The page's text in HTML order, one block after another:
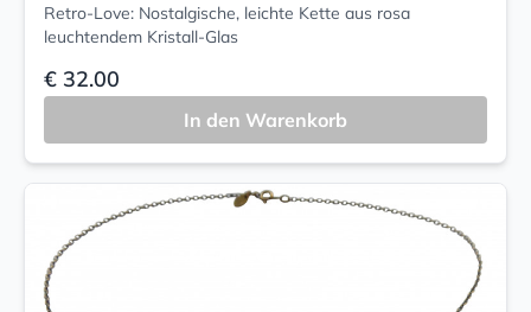
Retro-Love: Nostalgische, leichte Kette aus rosa
leuchtendem Kristall-Glas
€ 32.00
In den Warenkorb